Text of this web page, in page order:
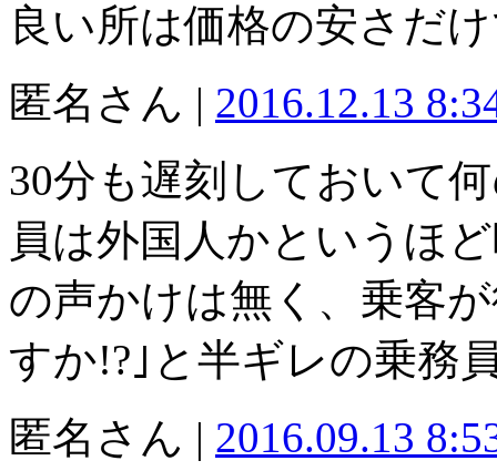
良い所は価格の安さだ
匿名さん | 2016.12.13
30分も遅刻しておいて
員は外国人かというほ
の声かけは無く、乗客
すか!?｣と半ギレの乗務
匿名さん | 2016.09.13